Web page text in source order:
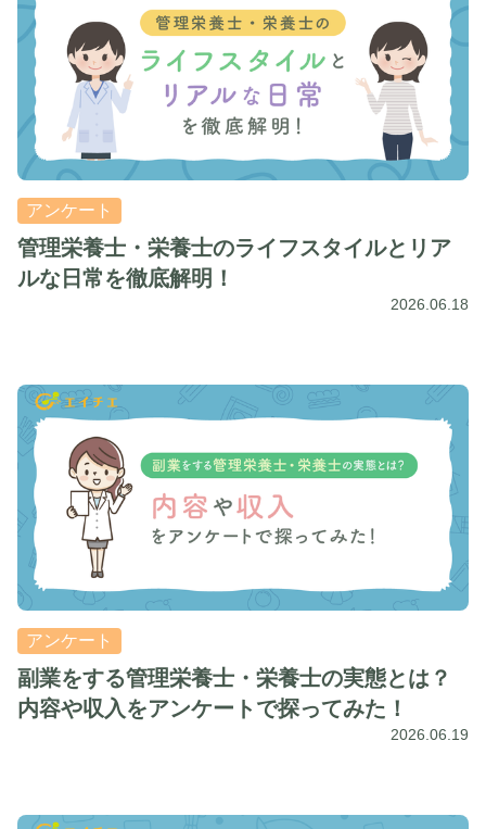
アンケート
管理栄養士・栄養士のライフスタイルとリア
ルな日常を徹底解明！
2026.06.18
アンケート
副業をする管理栄養士・栄養士の実態とは？
内容や収入をアンケートで探ってみた！
2026.06.19